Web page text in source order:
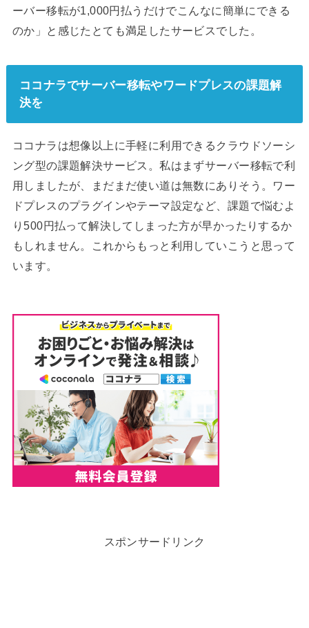
ーバー移転が1,000円払うだけでこんなに簡単にできる
のか」と感じたとても満足したサービスでした。
ココナラでサーバー移転やワードプレスの課題解
決を
ココナラは想像以上に手軽に利用できるクラウドソーシ
ング型の課題解決サービス。私はまずサーバー移転で利
用しましたが、まだまだ使い道は無数にありそう。ワー
ドプレスのプラグインやテーマ設定など、課題で悩むよ
り500円払って解決してしまった方が早かったりするか
もしれません。これからもっと利用していこうと思って
います。
スポンサードリンク